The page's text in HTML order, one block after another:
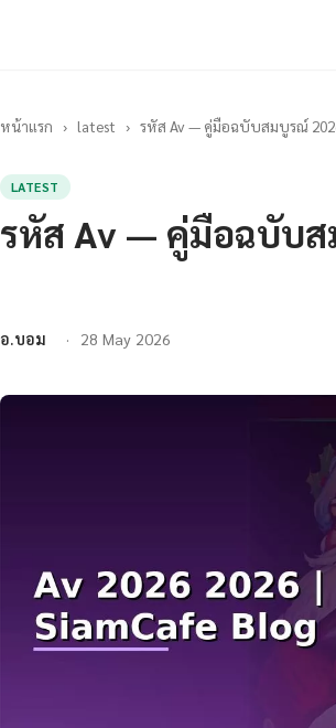
หน้าแรก › latest › รหัส Av — คู่มือฉบับสมบูรณ์
LATEST
รหัส Av — คู่มือฉบับ
อ.บอม 28 May 2026